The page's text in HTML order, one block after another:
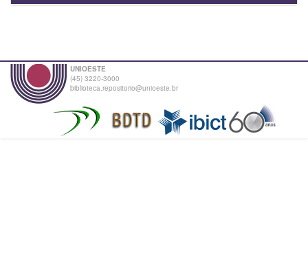
UNIOESTE
(45) 3220-3000
biblioteca.repositorio@unioeste.br